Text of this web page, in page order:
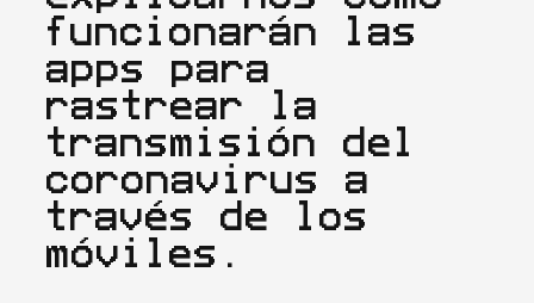
funcionarán las
apps para
rastrear la
transmisión del
coronavirus a
través de los
móviles.